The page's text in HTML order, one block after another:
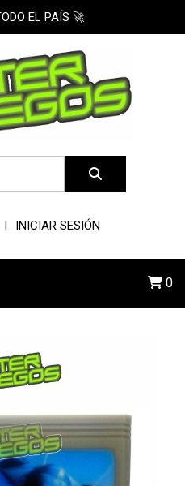
EL PAÍS 🚀
INICIAR SESIÓN
0